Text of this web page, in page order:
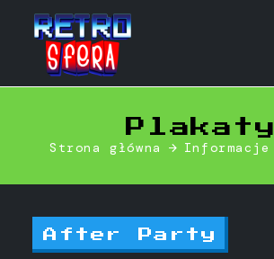
Plakaty
Strona główna Informacje
After Party